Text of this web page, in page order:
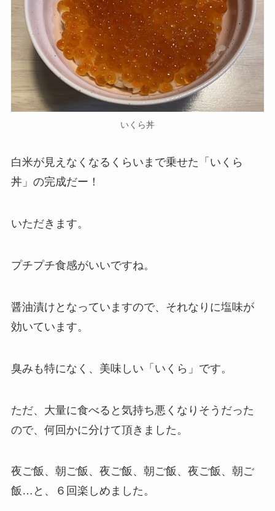
いくら丼
白米が見えなくなるくらいまで乗せた「いくら
丼」の完成だー！
いただきます。
プチプチ食感がいいですね。
醤油漬けとなっていますので、それなりに塩味が
効いています。
臭みも特になく、美味しい「いくら」です。
ただ、大量に食べると気持ち悪くなりそうだった
ので、何回かに分けて頂きました。
夜ご飯、朝ご飯、夜ご飯、朝ご飯、夜ご飯、朝ご
飯…と、６回楽しめました。